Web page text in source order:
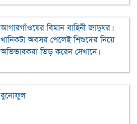
আগারগাঁওয়ের বিমান বাহিনী জাদুঘর।
খানিকটা অবসর পেলেই শিশুদের নিয়ে
অভিভাবকরা ভিড় করেন সেখানে।
বুনোফুল